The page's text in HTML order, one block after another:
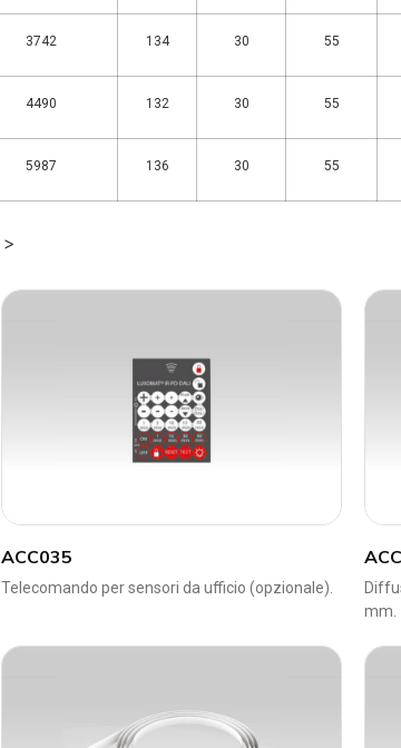
3742 134 30 55
4490 132 30 55
5987 136 30 55
>
ACC035
Telecomando per sensori da ufficio (opzionale).
mm.